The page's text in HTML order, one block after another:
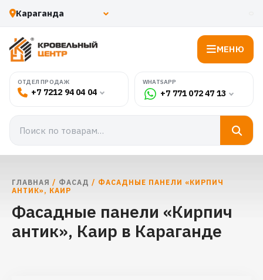
МЕНЮ
ОТДЕЛ ПРОДАЖ
+7 7212 94 04 04
WHATSAPP
+7 771 072 47 13
ГЛАВНАЯ / ФАСАД / ФАСАДНЫЕ ПАНЕЛИ «КИРПИЧ
АНТИК», КАИР
Фасадные панели «Кирпич
антик», Каир в Караганде